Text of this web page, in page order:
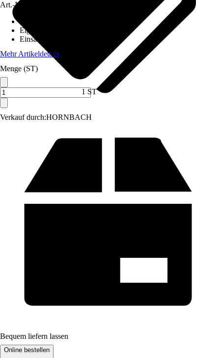
Verkauf durch:HORNBACH
Art.-Nr.
Eigenschaft
Einsatzbereich
Mehr Artikeldetails
Menge (ST)
1 ST
Bequem liefern lassen
Online bestellen